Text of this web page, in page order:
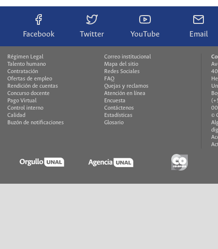
Facebook Twitter YouTube Email
Régimen Legal
Talento humano
Contratación
Ofertas de empleo
Rendición de cuentas
Concurso docente
Pago Virtual
Control interno
Calidad
Buzón de notificaciones
Correo institucional
Mapa del sitio
Redes Sociales
FAQ
Quejas y reclamos
Atención en línea
Encuesta
Contáctenos
Estadísticas
Glosario
©